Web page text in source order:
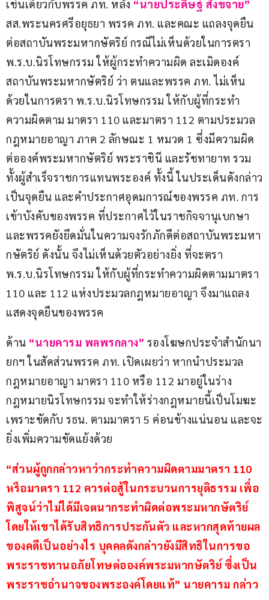
เช่นเดียวกับพรรค ภท. หลัง “นายประดิษฐ์ สังขจาย”
สส.พระนครศรีอยุธยา พรรค ภท. และคณะ แถลงจุดยืน
ต่อสถาบันพระมหากษัตริย์ กรณีไม่เห็นด้วยในการตรา
พ.ร.บ.นิรโทษกรรม ให้ผู้กระทำความผิด ละเมิดองค์
สถาบันพระมหากษัตริย์ ว่า ตนและพรรค ภท. ไม่เห็น
ด้วยในการตรา พ.ร.บ.นิรโทษกรรม ให้กับผู้ที่กระทำ
ความผิดตาม มาตรา 110 และมาตรา 112 ตามประมวล
กฎหมายอาญา ภาค 2 ลักษณะ 1 หมวด 1 ซึ่งมีความผิด
ต่อองค์พระมหากษัตริย์ พระราชินี และรัชทายาท รวม
ทั้งผู้สำเร็จราชการแทนพระองค์ ทั้งนี้ ในประเด็นดังกล่าว
เป็นจุดยืน และคำประกาศอุดมการณ์ของพรรค ภท. การ
เข้าบังคับของพรรค ที่ประกาศไว้ในราชกิจจานุเบกษา
และพรรคยังยึดมั่นในความจงรักภักดีต่อสถาบันพระมหา
กษัตริย์ ดังนั้น จึงไม่เห็นด้วยตัวอย่างยิ่ง ที่จะตรา
พ.ร.บ.นิรโทษกรรม ให้กับผู้ที่กระทำความผิดตามมาตรา
110 และ 112 แห่งประมวลกฎหมายอาญา จึงมาแถลง
แสดงจุดยืนของพรรค
ด้าน “นายคารม พลพรกลาง” รองโฆษกประจำสำนักนา
ยกฯ ในสัดส่วนพรรค ภท. เปิดเผยว่า หากนำประมวล
กฎหมายอาญา มาตรา 110 หรือ 112 มาอยู่ในร่าง
กฎหมายนิรโทษกรรม จะทำให้ร่างกฎหมายนี้เป็นโมฆะ
เพราะขัดกับ รธน. ตามมาตรา 5 ค่อนข้างแน่นอน และจะ
ยิ่งเพิ่มความขัดแย้งด้วย
“ส่วนผู้ถูกกล่าวหาว่ากระทำความผิดตามมาตรา 110
หรือมาตรา 112 ควรต่อสู้ในกระบวนการยุติธรรม เพื่อ
พิสูจน์ว่าไม่ได้มีเจตนากระทำผิดต่อพระมหากษัตริย์
โดยให้เขาได้รับสิทธิการประกันตัว และหากสุดท้ายผล
ของคดีเป็นอย่างไร บุคคลดังกล่าวยังมีสิทธิในการขอ
พระราชทานอภัยโทษต่อองค์พระมหากษัตริย์ ซึ่งเป็น
พระราชอำนาจของพระองค์โดยแท้” นายคารม กล่าว